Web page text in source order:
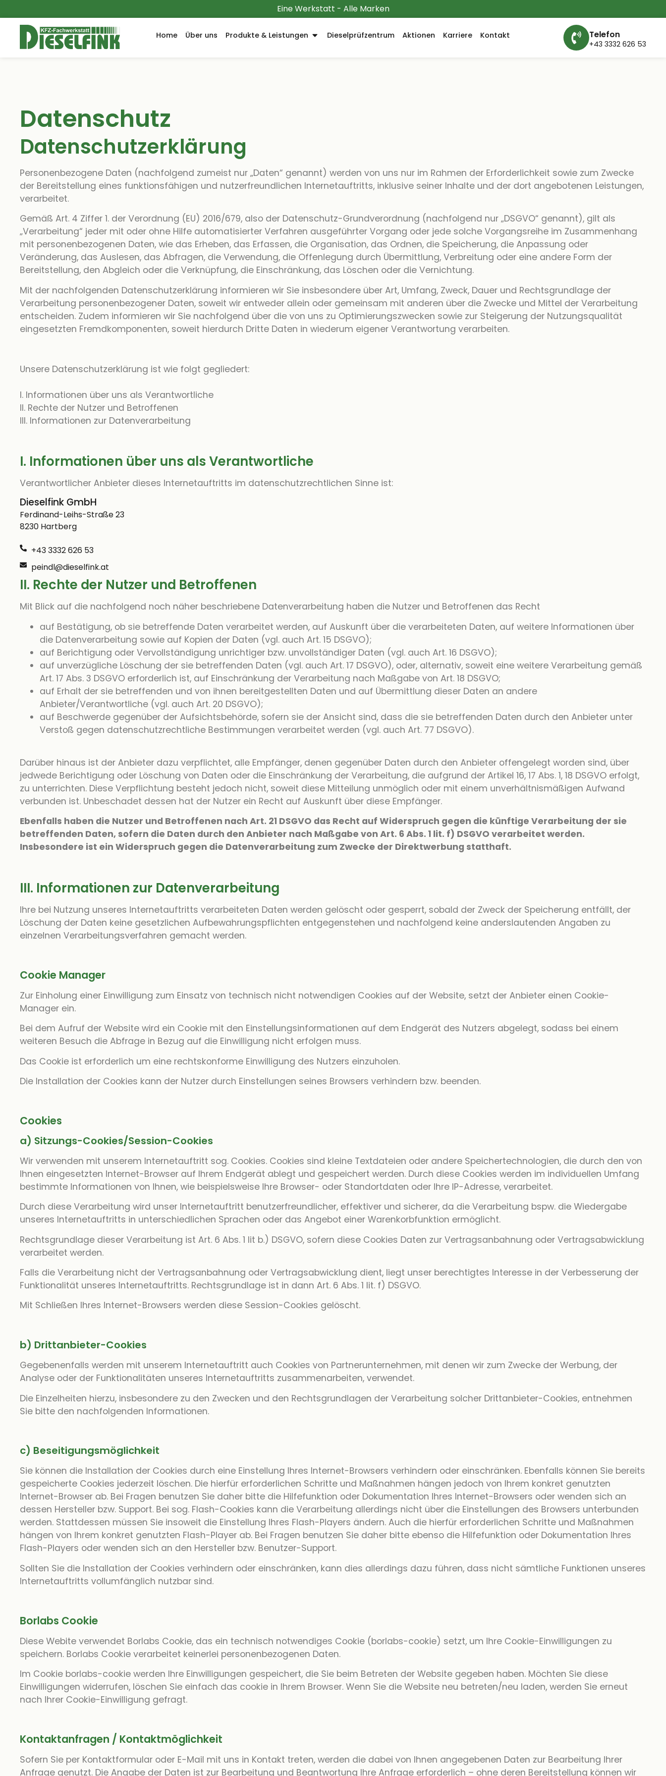
Eine Werkstatt - Alle Marken
Home Über uns Produkte & Leistungen Dieselprüfzentrum Aktionen Karriere Kontakt Telefon
+43 3332 626 53
Datenschutz
Datenschutzerklärung
Personenbezogene Daten (nachfolgend zumeist nur „Daten“ genannt) werden von uns nur im Rahmen der Erforderlichkeit sowie zum Zwecke
der Bereitstellung eines funktionsfähigen und nutzerfreundlichen Internetauftritts, inklusive seiner Inhalte und der dort angebotenen Leistungen,
verarbeitet.
Gemäß Art. 4 Ziffer 1. der Verordnung (EU) 2016/679, also der Datenschutz-Grundverordnung (nachfolgend nur „DSGVO“ genannt), gilt als
„Verarbeitung“ jeder mit oder ohne Hilfe automatisierter Verfahren ausgeführter Vorgang oder jede solche Vorgangsreihe im Zusammenhang
mit personenbezogenen Daten, wie das Erheben, das Erfassen, die Organisation, das Ordnen, die Speicherung, die Anpassung oder
Veränderung, das Auslesen, das Abfragen, die Verwendung, die Offenlegung durch Übermittlung, Verbreitung oder eine andere Form der
Bereitstellung, den Abgleich oder die Verknüpfung, die Einschränkung, das Löschen oder die Vernichtung.
Mit der nachfolgenden Datenschutzerklärung informieren wir Sie insbesondere über Art, Umfang, Zweck, Dauer und Rechtsgrundlage der
Verarbeitung personenbezogener Daten, soweit wir entweder allein oder gemeinsam mit anderen über die Zwecke und Mittel der Verarbeitung
entscheiden. Zudem informieren wir Sie nachfolgend über die von uns zu Optimierungszwecken sowie zur Steigerung der Nutzungsqualität
eingesetzten Fremdkomponenten, soweit hierdurch Dritte Daten in wiederum eigener Verantwortung verarbeiten.
Unsere Datenschutzerklärung ist wie folgt gegliedert:
I. Informationen über uns als Verantwortliche
II. Rechte der Nutzer und Betroffenen
III. Informationen zur Datenverarbeitung
I. Informationen über uns als Verantwortliche
Verantwortlicher Anbieter dieses Internetauftritts im datenschutzrechtlichen Sinne ist:
Dieselfink GmbH
Ferdinand-Leihs-Straße 23
8230 Hartberg
+43 3332 626 53
peindl@dieselfink.at
II. Rechte der Nutzer und Betroffenen
Mit Blick auf die nachfolgend noch näher beschriebene Datenverarbeitung haben die Nutzer und Betroffenen das Recht
auf Bestätigung, ob sie betreffende Daten verarbeitet werden, auf Auskunft über die verarbeiteten Daten, auf weitere Informationen über
die Datenverarbeitung sowie auf Kopien der Daten (vgl. auch Art. 15 DSGVO);
auf Berichtigung oder Vervollständigung unrichtiger bzw. unvollständiger Daten (vgl. auch Art. 16 DSGVO);
auf unverzügliche Löschung der sie betreffenden Daten (vgl. auch Art. 17 DSGVO), oder, alternativ, soweit eine weitere Verarbeitung gemäß
Art. 17 Abs. 3 DSGVO erforderlich ist, auf Einschränkung der Verarbeitung nach Maßgabe von Art. 18 DSGVO;
auf Erhalt der sie betreffenden und von ihnen bereitgestellten Daten und auf Übermittlung dieser Daten an andere
Anbieter/Verantwortliche (vgl. auch Art. 20 DSGVO);
auf Beschwerde gegenüber der Aufsichtsbehörde, sofern sie der Ansicht sind, dass die sie betreffenden Daten durch den Anbieter unter
Verstoß gegen datenschutzrechtliche Bestimmungen verarbeitet werden (vgl. auch Art. 77 DSGVO).
Darüber hinaus ist der Anbieter dazu verpflichtet, alle Empfänger, denen gegenüber Daten durch den Anbieter offengelegt worden sind, über
jedwede Berichtigung oder Löschung von Daten oder die Einschränkung der Verarbeitung, die aufgrund der Artikel 16, 17 Abs. 1, 18 DSGVO erfolgt,
zu unterrichten. Diese Verpflichtung besteht jedoch nicht, soweit diese Mitteilung unmöglich oder mit einem unverhältnismäßigen Aufwand
verbunden ist. Unbeschadet dessen hat der Nutzer ein Recht auf Auskunft über diese Empfänger.
Ebenfalls haben die Nutzer und Betroffenen nach Art. 21 DSGVO das Recht auf Widerspruch gegen die künftige Verarbeitung der sie
betreffenden Daten, sofern die Daten durch den Anbieter nach Maßgabe von Art. 6 Abs. 1 lit. f) DSGVO verarbeitet werden.
Insbesondere ist ein Widerspruch gegen die Datenverarbeitung zum Zwecke der Direktwerbung statthaft.
III. Informationen zur Datenverarbeitung
Ihre bei Nutzung unseres Internetauftritts verarbeiteten Daten werden gelöscht oder gesperrt, sobald der Zweck der Speicherung entfällt, der
Löschung der Daten keine gesetzlichen Aufbewahrungspflichten entgegenstehen und nachfolgend keine anderslautenden Angaben zu
einzelnen Verarbeitungsverfahren gemacht werden.
Cookie Manager
Zur Einholung einer Einwilligung zum Einsatz von technisch nicht notwendigen Cookies auf der Website, setzt der Anbieter einen Cookie-
Manager ein.
Bei dem Aufruf der Website wird ein Cookie mit den Einstellungsinformationen auf dem Endgerät des Nutzers abgelegt, sodass bei einem
weiteren Besuch die Abfrage in Bezug auf die Einwilligung nicht erfolgen muss.
Das Cookie ist erforderlich um eine rechtskonforme Einwilligung des Nutzers einzuholen.
Die Installation der Cookies kann der Nutzer durch Einstellungen seines Browsers verhindern bzw. beenden.
Cookies
a) Sitzungs-Cookies/Session-Cookies
Wir verwenden mit unserem Internetauftritt sog. Cookies. Cookies sind kleine Textdateien oder andere Speichertechnologien, die durch den von
Ihnen eingesetzten Internet-Browser auf Ihrem Endgerät ablegt und gespeichert werden. Durch diese Cookies werden im individuellen Umfang
bestimmte Informationen von Ihnen, wie beispielsweise Ihre Browser- oder Standortdaten oder Ihre IP-Adresse, verarbeitet.
Durch diese Verarbeitung wird unser Internetauftritt benutzerfreundlicher, effektiver und sicherer, da die Verarbeitung bspw. die Wiedergabe
unseres Internetauftritts in unterschiedlichen Sprachen oder das Angebot einer Warenkorbfunktion ermöglicht.
Rechtsgrundlage dieser Verarbeitung ist Art. 6 Abs. 1 lit b.) DSGVO, sofern diese Cookies Daten zur Vertragsanbahnung oder Vertragsabwicklung
verarbeitet werden.
Falls die Verarbeitung nicht der Vertragsanbahnung oder Vertragsabwicklung dient, liegt unser berechtigtes Interesse in der Verbesserung der
Funktionalität unseres Internetauftritts. Rechtsgrundlage ist in dann Art. 6 Abs. 1 lit. f) DSGVO.
Mit Schließen Ihres Internet-Browsers werden diese Session-Cookies gelöscht.
b) Drittanbieter-Cookies
Gegebenenfalls werden mit unserem Internetauftritt auch Cookies von Partnerunternehmen, mit denen wir zum Zwecke der Werbung, der
Analyse oder der Funktionalitäten unseres Internetauftritts zusammenarbeiten, verwendet.
Die Einzelheiten hierzu, insbesondere zu den Zwecken und den Rechtsgrundlagen der Verarbeitung solcher Drittanbieter-Cookies, entnehmen
Sie bitte den nachfolgenden Informationen.
c) Beseitigungsmöglichkeit
Sie können die Installation der Cookies durch eine Einstellung Ihres Internet-Browsers verhindern oder einschränken. Ebenfalls können Sie bereits
gespeicherte Cookies jederzeit löschen. Die hierfür erforderlichen Schritte und Maßnahmen hängen jedoch von Ihrem konkret genutzten
Internet-Browser ab. Bei Fragen benutzen Sie daher bitte die Hilfefunktion oder Dokumentation Ihres Internet-Browsers oder wenden sich an
dessen Hersteller bzw. Support. Bei sog. Flash-Cookies kann die Verarbeitung allerdings nicht über die Einstellungen des Browsers unterbunden
werden. Stattdessen müssen Sie insoweit die Einstellung Ihres Flash-Players ändern. Auch die hierfür erforderlichen Schritte und Maßnahmen
hängen von Ihrem konkret genutzten Flash-Player ab. Bei Fragen benutzen Sie daher bitte ebenso die Hilfefunktion oder Dokumentation Ihres
Flash-Players oder wenden sich an den Hersteller bzw. Benutzer-Support.
Sollten Sie die Installation der Cookies verhindern oder einschränken, kann dies allerdings dazu führen, dass nicht sämtliche Funktionen unseres
Internetauftritts vollumfänglich nutzbar sind.
Borlabs Cookie
Diese Webite verwendet Borlabs Cookie, das ein technisch notwendiges Cookie (borlabs-cookie) setzt, um Ihre Cookie-Einwilligungen zu
speichern. Borlabs Cookie verarbeitet keinerlei personenbezogenen Daten.
Im Cookie borlabs-cookie werden Ihre Einwilligungen gespeichert, die Sie beim Betreten der Website gegeben haben. Möchten Sie diese
Einwilligungen widerrufen, löschen Sie einfach das cookie in Ihrem Browser. Wenn Sie die Website neu betreten/neu laden, werden Sie erneut
nach Ihrer Cookie-Einwilligung gefragt.
Kontaktanfragen / Kontaktmöglichkeit
Sofern Sie per Kontaktformular oder E-Mail mit uns in Kontakt treten, werden die dabei von Ihnen angegebenen Daten zur Bearbeitung Ihrer
Anfrage genutzt. Die Angabe der Daten ist zur Bearbeitung und Beantwortung Ihre Anfrage erforderlich – ohne deren Bereitstellung können wir